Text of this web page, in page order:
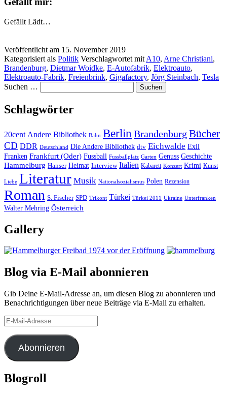
Gefällt Lädt…
Veröffentlicht am 15. November 2019
Kategorisiert als Politik Verschlagwortet mit A10, Arne Christiani,
Brandenburg, Dietmar Woidke, E-Autofabrik, Elektroauto,
Elektroauto-Fabrik, Freienbrink, Gigafactory, Jörg Steinbach, Tesla
Suchen …
Schlagwörter
20cent Andere Bibliothek Bahn Berlin Brandenburg Bücher
CD DDR Deutschland Die Andere Bibliothek dtv Eichwalde Exil
Franken Frankfurt (Oder) Fussball Fussballplatz Garten Genuss Geschichte
Hammelburg Hanser Heimat Interview Italien Kabarett Konzert Krimi Kunst
Liebe Literatur Musik Nationalsozialismus Polen Rezension
Roman S. Fischer SPD Trikont Türkei Türkei 2011 Ukraine Unterfranken
Walter Mehring Österreich
Gallery
Blog via E-Mail abonnieren
Gib Deine E-Mail-Adresse an, um diesen Blog zu abonnieren und
Benachrichtigungen über neue Beiträge via E-Mail zu erhalten.
E-
Mail-
Adresse
Abonnieren
Blogroll